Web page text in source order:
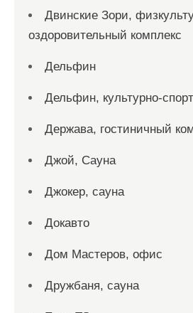
Двинские Зори,
оздоровительный комплекс
Дельфин
Дельфин, культурно-
Держава, гостиничный
Джой, Сауна
Джокер, сауна
Докавто
Дом Мастеров, офис
Дружбаня, сауна